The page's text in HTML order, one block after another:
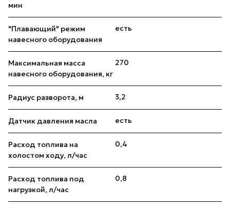
мин
"Плавающий" режим
навесного оборудования
есть
Максимальная масса
навесного оборудования, кг
270
Радиус разворота, м 3,2
Датчик давления масла есть
Расход топлива на
холостом ходу, л/час
0,4
Расход топлива под
нагрузкой, л/час
0,8